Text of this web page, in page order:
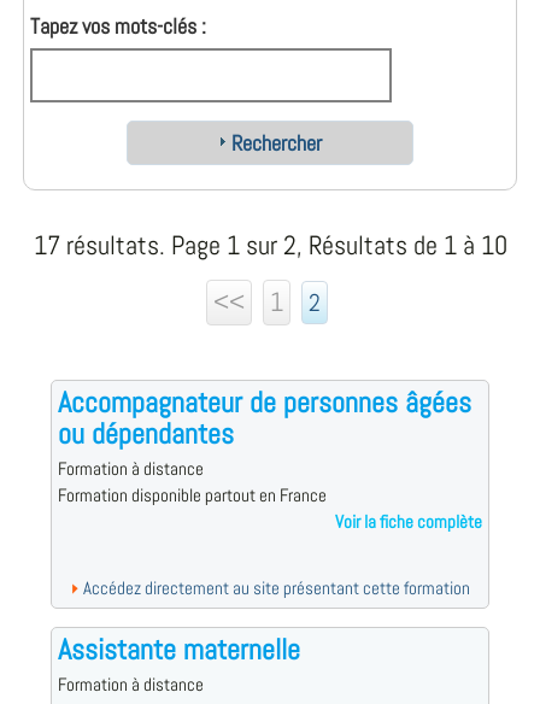
Tapez vos mots-clés :
Rechercher
17 résultats. Page 1 sur 2, Résultats de 1 à 10
<<
1 2
Accompagnateur de personnes âgées
ou dépendantes
Formation à distance
Formation disponible partout en France
Voir la fiche complète
Accédez directement au site présentant cette formation
Assistante maternelle
Formation à distance